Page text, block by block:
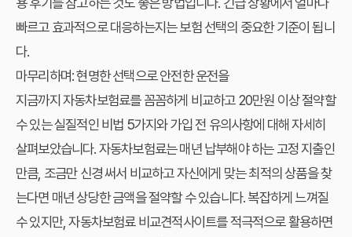
빠르고 효과적으로 대응하는지는 보험 선택의 중요한 기준이 됩니
다.
마무리하며: 현명한 선택으로 안전한 운전을
지금까지 자동차보험료를 꼼꼼하게 비교하고 20만원 이상 절약할
수 있는 실질적인 비법 5가지와 가입 전 유의사항에 대해 자세히
살펴보았습니다. 자동차보험료는 매년 납부해야 하는 고정 지출인
만큼, 조금만 신경 써서 비교하고 자신에게 맞는 최적의 상품을 찾
는다면 매년 상당한 금액을 절약할 수 있습니다. 복잡하게 느껴질
수 있지만,자동차보험료 비교견적사이트를 적극적으로 활용하면